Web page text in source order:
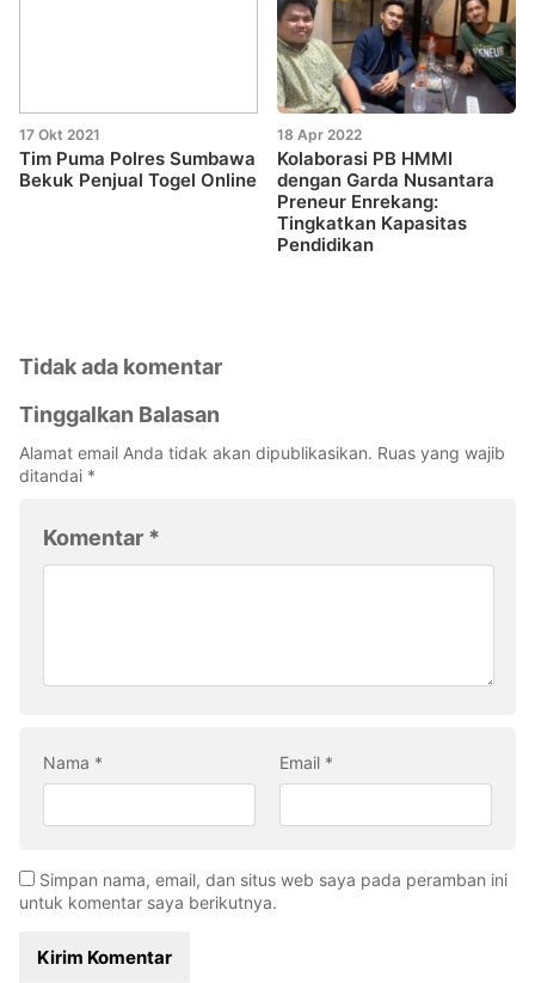
17 Okt 2021
Tim Puma Polres Sumbawa
Bekuk Penjual Togel Online
18 Apr 2022
Kolaborasi PB HMMI
dengan Garda Nusantara
Preneur Enrekang:
Tingkatkan Kapasitas
Pendidikan
Tidak ada komentar
Tinggalkan Balasan
Alamat email Anda tidak akan dipublikasikan. Ruas yang wajib
ditandai *
Komentar *
Nama * Email *
Simpan nama, email, dan situs web saya pada peramban ini
untuk komentar saya berikutnya.